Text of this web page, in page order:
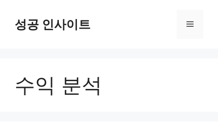
성공 인사이트 메
수익 분석